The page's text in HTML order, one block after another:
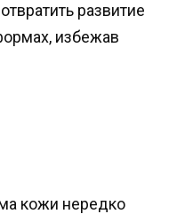
развитие
избежав
кожи нередко